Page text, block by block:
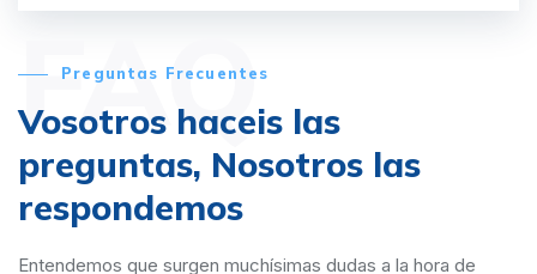
FAQ
Preguntas Frecuentes
Vosotros haceis las
preguntas, Nosotros las
respondemos
Entendemos que surgen muchísimas dudas a la hora de